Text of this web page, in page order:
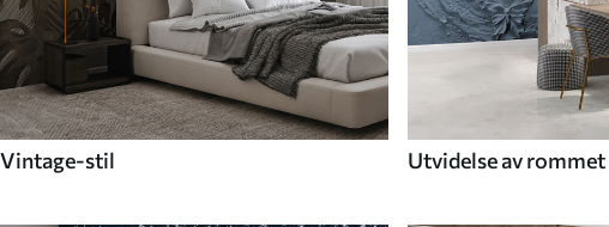
Vintage-stil Utvidelse av rommet